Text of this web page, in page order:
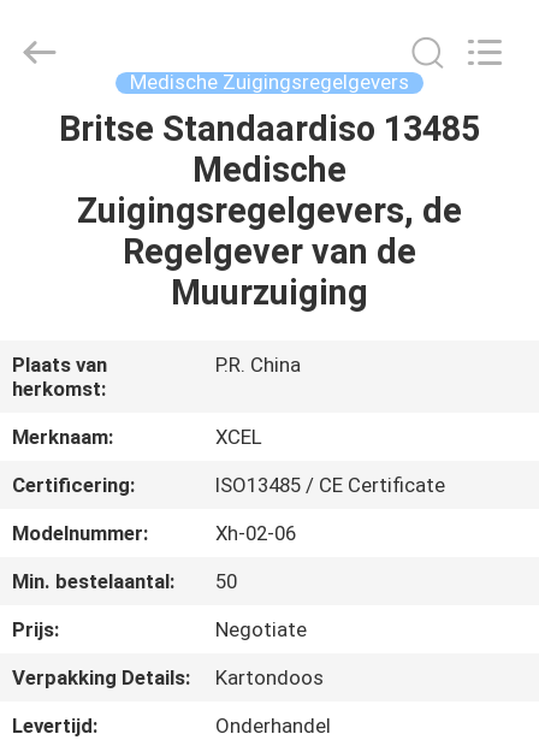
HUIS
PRODUCTEN
ONGEVEER
FABRIEKSREIS
KWALITEITSCONTROLE
CONTACTEER
ONS
VERZOEK
OM
Ltd..
Medische Zuigingsregelgevers
Britse Standaardiso 13485
Medische
Zuigingsregelgevers, de
Regelgever van de
Muurzuiging
Plaats van
herkomst:
P.R. China
Merknaam:
XCEL
Certificering:
ISO13485 / CE Certificate
Modelnummer:
Xh-02-06
Min. bestelaantal:
50
Prijs:
Negotiate
Verpakking Details:
Kartondoos
Levertijd:
Onderhandel